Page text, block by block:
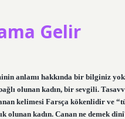
Gelir
anlamı hakkında bir bilginiz
olunan kadın, bir sevgili.
kelimesi Farsça kökenlidir ve
olunan kadın. Canan ne demek